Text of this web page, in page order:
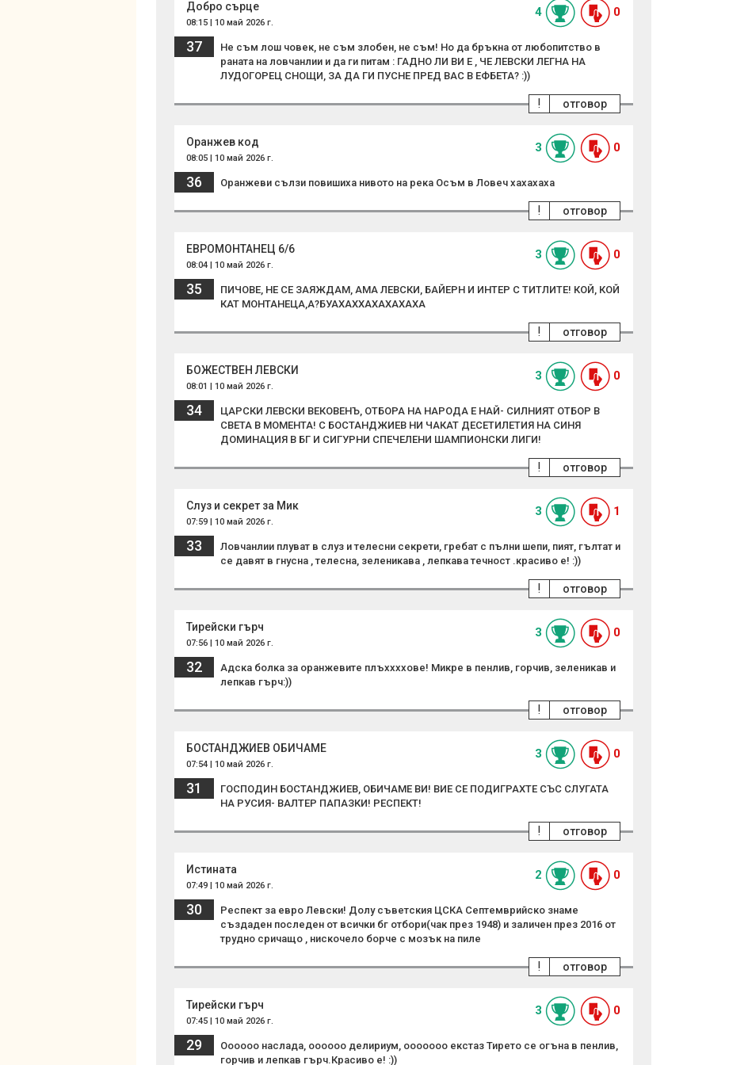
Добро сърце
08:15 | 10 май 2026 г.
4 0
37
Не съм лош човек, не съм злобен, не съм! Но да бръкна от любопитство в
раната на ловчанлии и да ги питам : ГАДНО ЛИ ВИ Е , ЧЕ ЛЕВСКИ ЛЕГНА НА
ЛУДОГОРЕЦ СНОЩИ, ЗА ДА ГИ ПУСНЕ ПРЕД ВАС В ЕФБЕТА? :))
отговор
!
Оранжев код
08:05 | 10 май 2026 г.
3 0
36 Оранжеви сълзи повишиха нивото на река Осъм в Ловеч хахахаха
отговор
!
ЕВРОМОНТАНЕЦ 6/6
08:04 | 10 май 2026 г.
3 0
35
ПИЧОВЕ, НЕ СЕ ЗАЯЖДАМ, АМА ЛЕВСКИ, БАЙЕРН И ИНТЕР С ТИТЛИТЕ! КОЙ, КОЙ
КАТ МОНТАНЕЦА,А?БУАХАХХАХАХАХАХА
отговор
!
БОЖЕСТВЕН ЛЕВСКИ
08:01 | 10 май 2026 г.
3 0
34
ЦАРСКИ ЛЕВСКИ ВЕКОВЕНЪ, ОТБОРА НА НАРОДА Е НАЙ- СИЛНИЯТ ОТБОР В
СВЕТА В МОМЕНТА! С БОСТАНДЖИЕВ НИ ЧАКАТ ДЕСЕТИЛЕТИЯ НА СИНЯ
ДОМИНАЦИЯ В БГ И СИГУРНИ СПЕЧЕЛЕНИ ШАМПИОНСКИ ЛИГИ!
отговор
!
Слуз и секрет за Мик
07:59 | 10 май 2026 г.
3 1
33
Ловчанлии плуват в слуз и телесни секрети, гребат с пълни шепи, пият, гълтат и
се давят в гнусна , телесна, зеленикава , лепкава течност .красиво е! :))
отговор
!
Тирейски гърч
07:56 | 10 май 2026 г.
3 0
32
Адска болка за оранжевите плъххххове! Микре в пенлив, горчив, зеленикав и
лепкав гърч:))
отговор
!
БОСТАНДЖИЕВ ОБИЧАМЕ
07:54 | 10 май 2026 г.
3 0
31
ГОСПОДИН БОСТАНДЖИЕВ, ОБИЧАМЕ ВИ! ВИЕ СЕ ПОДИГРАХТЕ СЪС СЛУГАТА
НА РУСИЯ- ВАЛТЕР ПАПАЗКИ! РЕСПЕКТ!
отговор
!
Истината
07:49 | 10 май 2026 г.
2 0
30
Респект за евро Левски! Долу съветския ЦСКА Септемврийско знаме
създаден последен от всички бг отбори(чак през 1948) и заличен през 2016 от
трудно сричащо , нискочело борче с мозък на пиле
отговор
!
Тирейски гърч
07:45 | 10 май 2026 г.
3 0
29
Оооооо наслада, оооооо делириум, ооооооо екстаз Тирето се огъна в пенлив,
горчив и лепкав гърч.Красиво е! :))